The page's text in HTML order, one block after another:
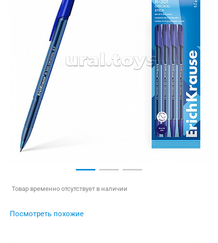
Товар временно отсутствует в наличии
Посмотреть похожие